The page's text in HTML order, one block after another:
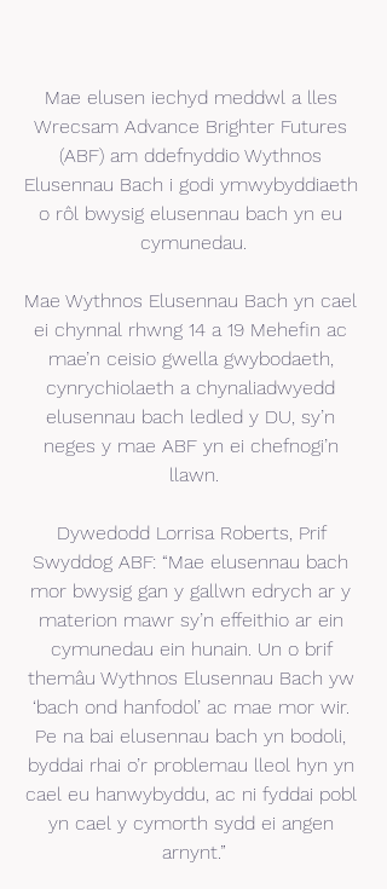
Mae elusen iechyd meddwl a lles
Wrecsam Advance Brighter Futures
(ABF) am ddefnyddio Wythnos
Elusennau Bach i godi ymwybyddiaeth
o rôl bwysig elusennau bach yn eu
cymunedau.
Mae Wythnos Elusennau Bach yn cael
ei chynnal rhwng 14 a 19 Mehefin ac
mae’n ceisio gwella gwybodaeth,
cynrychiolaeth a chynaliadwyedd
elusennau bach ledled y DU, sy’n
neges y mae ABF yn ei chefnogi’n
llawn.
Dywedodd Lorrisa Roberts, Prif
Swyddog ABF: “Mae elusennau bach
mor bwysig gan y gallwn edrych ar y
materion mawr sy’n effeithio ar ein
cymunedau ein hunain. Un o brif
themâu Wythnos Elusennau Bach yw
‘bach ond hanfodol’ ac mae mor wir.
Pe na bai elusennau bach yn bodoli,
byddai rhai o’r problemau lleol hyn yn
cael eu hanwybyddu, ac ni fyddai pobl
yn cael y cymorth sydd ei angen
arnynt.”